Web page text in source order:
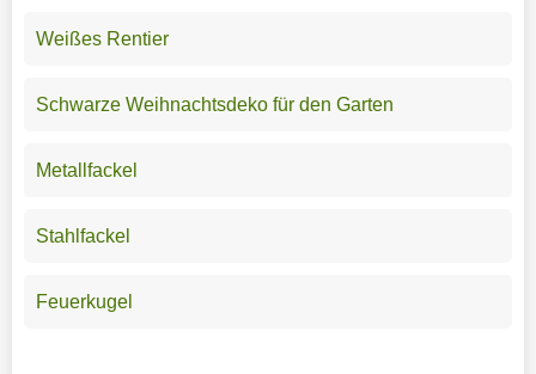
Weißes Rentier
Schwarze Weihnachtsdeko für den Garten
Metallfackel
Stahlfackel
Feuerkugel